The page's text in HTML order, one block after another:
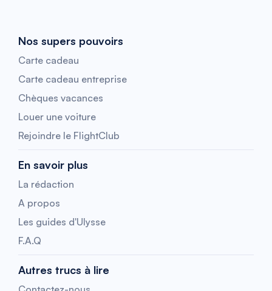
Nos supers pouvoirs
Carte cadeau
Carte cadeau entreprise
Chèques vacances
Louer une voiture
Rejoindre le FlightClub
En savoir plus
La rédaction
A propos
Les guides d'Ulysse
F.A.Q
Autres trucs à lire